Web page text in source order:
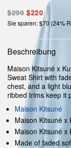
$290 $220
Sie sparen: $70 (24%
Beschreibung
Maison Kitsuné x
Sweat Shirt with
chest, and a light
ribbed trims keep it
Maison Kitsuné
Maison Kitsuné x
Maison Kitsuné x
Made of faded